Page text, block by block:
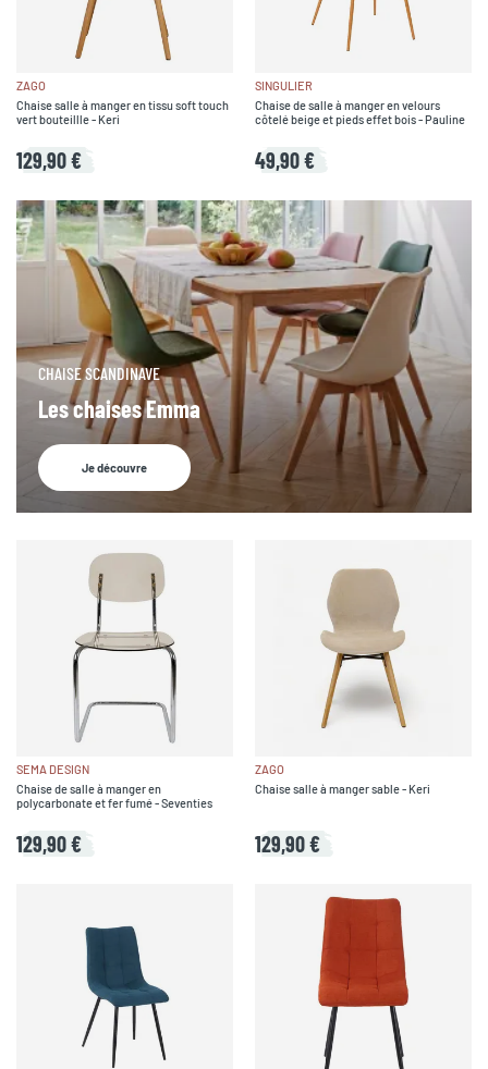
ZAGO
Chaise salle à manger en tissu soft touch
vert bouteillle - Keri
129,90 €
SINGULIER
Chaise de salle à manger en velours
côtelé beige et pieds effet bois - Pauline
49,90 €
CHAISE SCANDINAVE
Les chaises Emma
Je découvre
SEMA DESIGN
Chaise de salle à manger en
polycarbonate et fer fumé - Seventies
129,90 €
ZAGO
Chaise salle à manger sable - Keri
129,90 €